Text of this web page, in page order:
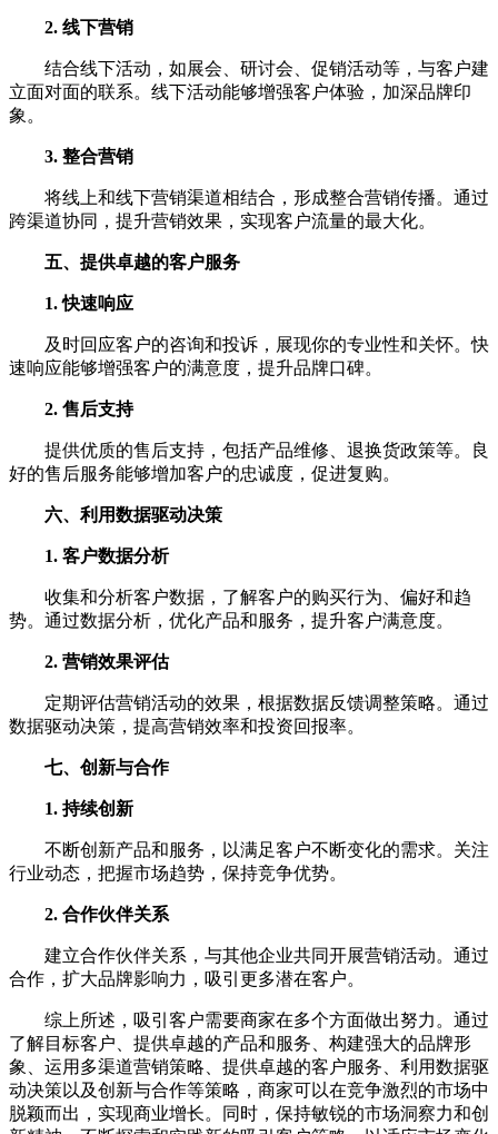
2. 线下营销
结合线下活动，如展会、研讨会、促销活动等，与客户建
立面对面的联系。线下活动能够增强客户体验，加深品牌印
象。
3. 整合营销
将线上和线下营销渠道相结合，形成整合营销传播。通过
跨渠道协同，提升营销效果，实现客户流量的最大化。
五、提供卓越的客户服务
1. 快速响应
及时回应客户的咨询和投诉，展现你的专业性和关怀。快
速响应能够增强客户的满意度，提升品牌口碑。
2. 售后支持
提供优质的售后支持，包括产品维修、退换货政策等。良
好的售后服务能够增加客户的忠诚度，促进复购。
六、利用数据驱动决策
1. 客户数据分析
收集和分析客户数据，了解客户的购买行为、偏好和趋
势。通过数据分析，优化产品和服务，提升客户满意度。
2. 营销效果评估
定期评估营销活动的效果，根据数据反馈调整策略。通过
数据驱动决策，提高营销效率和投资回报率。
七、创新与合作
1. 持续创新
不断创新产品和服务，以满足客户不断变化的需求。关注
行业动态，把握市场趋势，保持竞争优势。
2. 合作伙伴关系
建立合作伙伴关系，与其他企业共同开展营销活动。通过
合作，扩大品牌影响力，吸引更多潜在客户。
综上所述，吸引客户需要商家在多个方面做出努力。通过
了解目标客户、提供卓越的产品和服务、构建强大的品牌形
象、运用多渠道营销策略、提供卓越的客户服务、利用数据驱
动决策以及创新与合作等策略，商家可以在竞争激烈的市场中
脱颖而出，实现商业增长。同时，保持敏锐的市场洞察力和创